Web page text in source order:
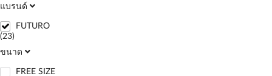
แบรนด์
FUTURO
(23)
ขนาด
FREE SIZE